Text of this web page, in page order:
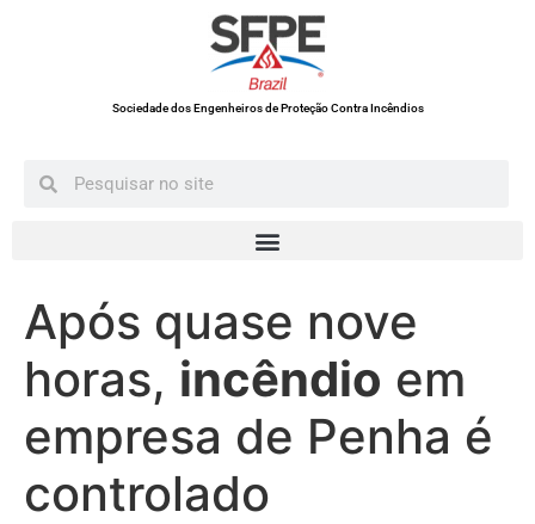
Sociedade dos Engenheiros de Proteção Contra Incêndios
Após quase nove
horas, incêndio em
empresa de Penha é
controlado